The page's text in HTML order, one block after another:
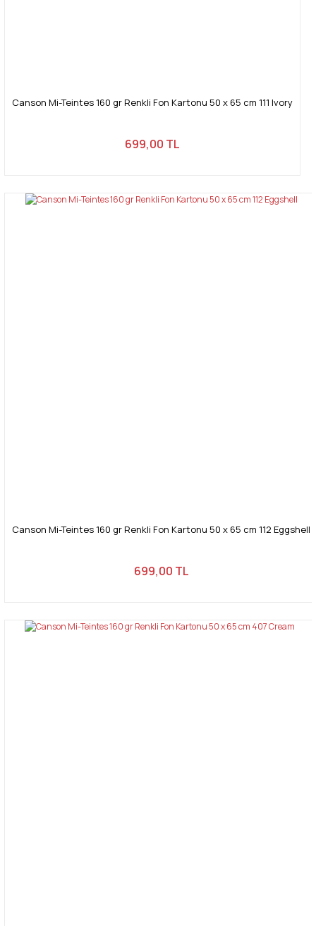
Canson Mi-Teintes 160 gr Renkli Fon Kartonu 50 x 65 cm 111 Ivory
699,00 TL
Canson Mi-Teintes 160 gr Renkli Fon Kartonu 50 x 65 cm 112 Eggshell
699,00 TL